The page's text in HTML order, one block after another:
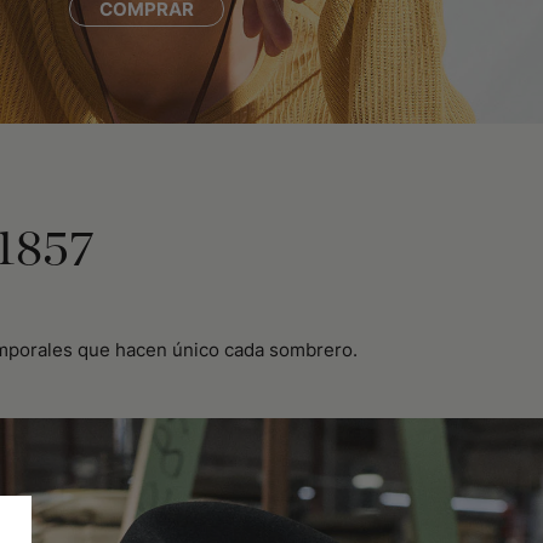
COMPRAR
que hacen único cada sombrero.